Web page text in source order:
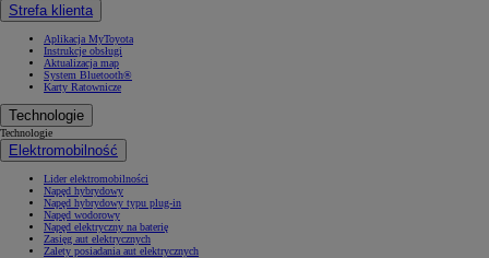
Strefa klienta
Aplikacja MyToyota
Instrukcje obsługi
Aktualizacja map
System Bluetooth®
Karty Ratownicze
Technologie
Technologie
Elektromobilność
Lider elektromobilności
Napęd hybrydowy
Napęd hybrydowy typu plug-in
Napęd wodorowy
Napęd elektryczny na baterię
Zasięg aut elektrycznych
Zalety posiadania aut elektrycznych